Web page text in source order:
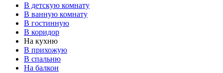
В детскую комнату
В ванную комнату
В гостинную
В коридор
На кухню
В прихожую
В спальню
На балкон